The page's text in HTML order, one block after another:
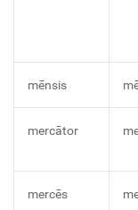
mēnsis
mercātor
mercēs